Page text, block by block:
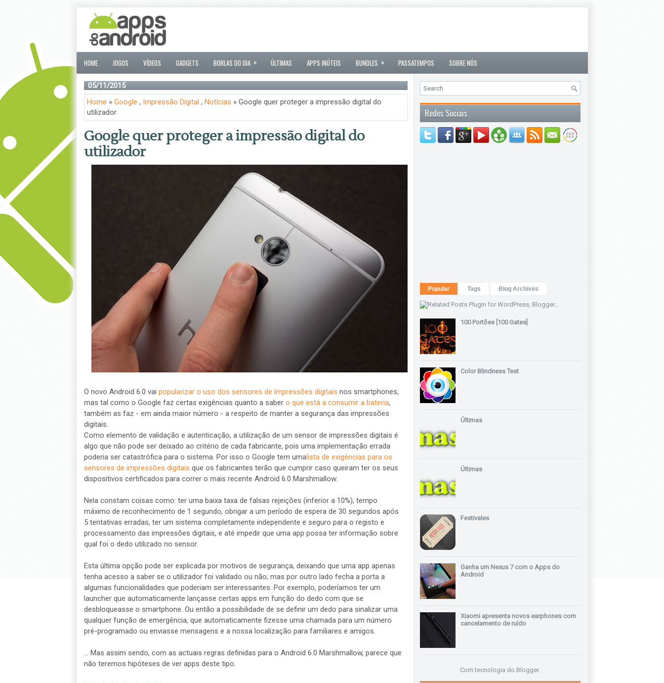
HOME JOGOS VÍDEOS GADGETS BORLAS DO DIA » ÚLTIMAS APPS INÚTEIS BUNDLES » PASSATEMPOS SOBRE NÓS
05/11/2015
Home » Google , Impressão Digital , Notícias » Google quer proteger a impressão digital do
utilizador
Google quer proteger a impressão digital do
utilizador
O novo Android 6.0 vai popularizar o uso dos sensores de impressões digitais nos smartphones,
mas tal como o Google faz certas exigências quanto a saber o que está a consumir a bateria,
também as faz - em ainda maior número - a respeito de manter a segurança das impressões
digitais.
Como elemento de validação e autenticação, a utilização de um sensor de impressões digitais é
algo que não pode ser deixado ao critério de cada fabricante, pois uma implementação errada
poderia ser catastrófica para o sistema. Por isso o Google tem umalista de exigências para os
sensores de impressões digitais que os fabricantes terão que cumprir caso queiram ter os seus
dispositivos certificados para correr o mais recente Android 6.0 Marshmallow.
Nela constam coisas como: ter uma baixa taxa de falsas rejeições (inferior a 10%), tempo
máximo de reconhecimento de 1 segundo, obrigar a um período de espera de 30 segundos após
5 tentativas erradas, ter um sistema completamente independente e seguro para o registo e
processamento das impressões digitais, e até impedir que uma app possa ter informação sobre
qual foi o dedo utilizado no sensor.
Esta última opção pode ser explicada por motivos de segurança, deixando que uma app apenas
tenha acesso a saber se o utilizador foi validado ou não; mas por outro lado fecha a porta a
algumas funcionalidades que poderiam ser interessantes. Por exemplo, poderíamos ter um
launcher que automaticamente lançasse certas apps em função do dedo com que se
desbloqueasse o smartphone. Ou então a possibilidade de se definir um dedo para sinalizar uma
qualquer função de emergência, que automaticamente fizesse uma chamada para um número
pré-programado ou enviasse mensagens e a nossa localização para familiares e amigos.
... Mas assim sendo, com as actuais regras definidas para o Android 6.0 Marshmallow, parece que
não teremos hipóteses de ver apps deste tipo.
Redes Sociais
Popular Tags Blog Archives
100 Portões [100 Gates]
Color Blindness Test
Últimas
Últimas
Festivales
Ganha um Nexus 7 com o Apps do
Android
Xiaomi apresenta novos earphones com
cancelamento de ruído
Com tecnologia do Blogger.